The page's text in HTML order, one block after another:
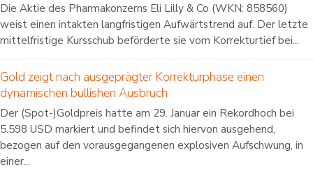
Die Aktie des Pharmakonzerns Eli Lilly & Co (WKN: 858560)
weist einen intakten langfristigen Aufwärtstrend auf. Der letzte
mittelfristige Kursschub beförderte sie vom Korrekturtief bei...
Gold zeigt nach ausgeprägter Korrekturphase einen
dynamischen bullishen Ausbruch
Der (Spot-)Goldpreis hatte am 29. Januar ein Rekordhoch bei
5.598 USD markiert und befindet sich hiervon ausgehend,
bezogen auf den vorausgegangenen explosiven Aufschwung, in
einer...